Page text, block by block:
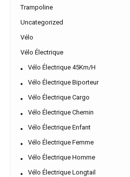
Trampoline
Uncategorized
Vélo
Vélo Électrique
Vélo Électrique 45Km/h
Vélo Électrique Biporteur
Vélo Électrique Cargo
Vélo Électrique Chemin
Vélo Électrique Enfant
Vélo Électrique Femme
Vélo Électrique Homme
Vélo Électrique Longtail